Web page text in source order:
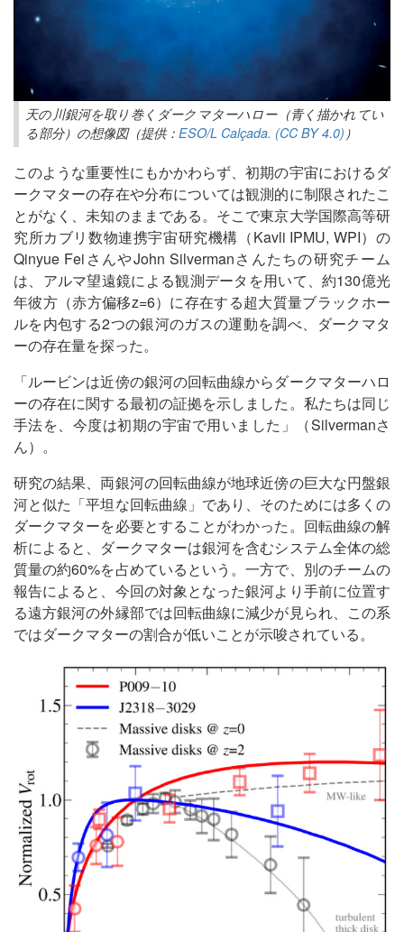
天の川銀河を取り巻くダークマターハロー（青く描かれてい
る部分）の想像図（提供：ESO/L Calçada. (CC BY 4.0) ）
このような重要性にもかかわらず、初期の宇宙におけるダ
ークマターの存在や分布については観測的に制限されたこ
とがなく、未知のままである。そこで東京大学国際高等研
究所カブリ数物連携宇宙研究機構（Kavli IPMU, WPI）の
Qinyue FeiさんやJohn Silvermanさんたちの研究チーム
は、アルマ望遠鏡による観測データを用いて、約130億光
年彼方（赤方偏移z=6）に存在する超大質量ブラックホー
ルを内包する2つの銀河のガスの運動を調べ、ダークマタ
ーの存在量を探った。
「ルービンは近傍の銀河の回転曲線からダークマターハロ
ーの存在に関する最初の証拠を示しました。私たちは同じ
手法を、今度は初期の宇宙で用いました」（Silvermanさ
ん）。
研究の結果、両銀河の回転曲線が地球近傍の巨大な円盤銀
河と似た「平坦な回転曲線」であり、そのためには多くの
ダークマターを必要とすることがわかった。回転曲線の解
析によると、ダークマターは銀河を含むシステム全体の総
質量の約60%を占めているという。一方で、別のチームの
報告によると、今回の対象となった銀河より手前に位置す
る遠方銀河の外縁部では回転曲線に減少が見られ、この系
ではダークマターの割合が低いことが示唆されている。